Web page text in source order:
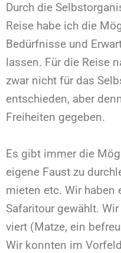
Durch die
Reise habe ich die
Bedürfnisse und
lassen. Für die Reise
zwar nicht für das
entschieden, aber
Freiheiten gegeben.
Es gibt immer die
eigene Faust zu
mieten etc. Wir haben
Safaritour gewählt.
viert (Matze, ein
Wir konnten im